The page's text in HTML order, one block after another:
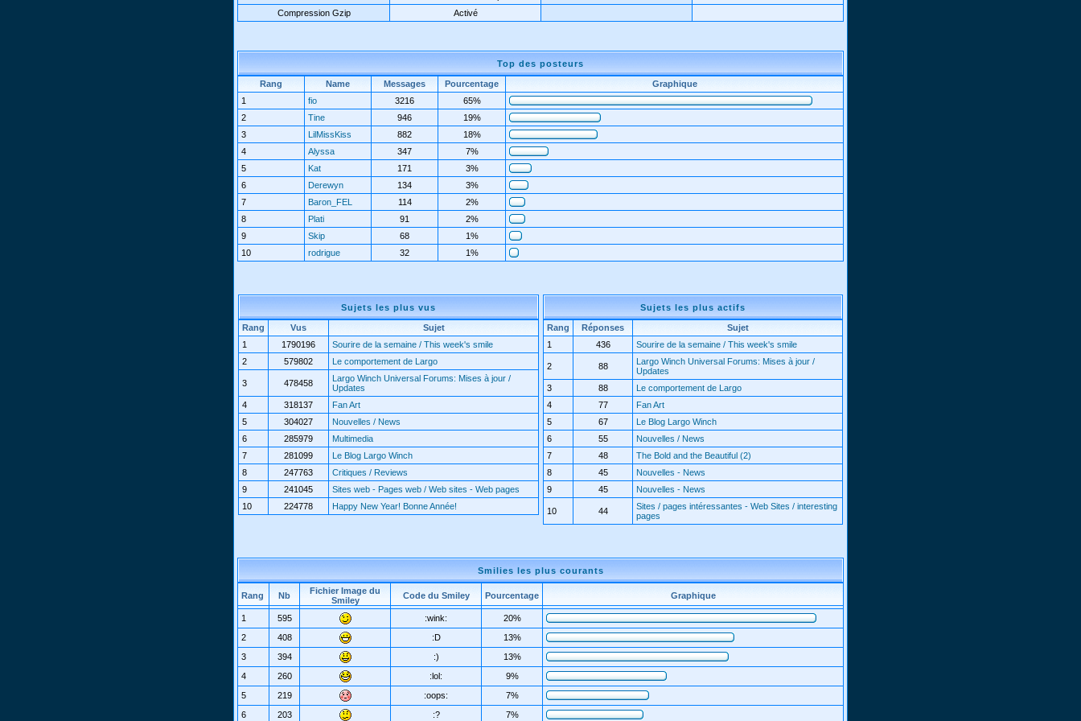
Compression Gzip
Activé
Top des posteurs
Rang Name Messages Pourcentage
Graphique
1
fio 3216
65%
2
Tine 946
19%
3
LilMissKiss 882
18%
4
Alyssa 347
7%
5
Kat 171
3%
6
Derewyn 134
3%
7
Baron_FEL 114
2%
8
Plati 91
2%
9
Skip 68
1%
10
rodrigue 32 1%
Sujets les plus vus
Rang Vus
Sujet
1
1790196
Sourire de la semaine / This week's smile
2
579802 Le comportement de Largo
3 478458
Largo Winch Universal Forums: Mises à jour /
Updates
4
318137
Fan Art
5
304027
Nouvelles / News
6
285979
Multimedia
7
281099
Le Blog Largo Winch
8
247763
Critiques / Reviews
9
241045
Sites web - Pages web / Web sites - Web pages
10
224778 Happy New Year! Bonne Année!
Sujets les plus actifs
Rang Réponses
Sujet
1
436 Sourire de la semaine / This week's smile
2 88
Largo Winch Universal Forums: Mises à jour /
Updates
3
88
Le comportement de Largo
4
77
Fan Art
5
67
Le Blog Largo Winch
6
55
Nouvelles / News
7
48
The Bold and the Beautiful (2)
8
45
Nouvelles - News
9
45 Nouvelles - News
10 44
Sites / pages intéressantes - Web Sites / interesting
pages
Smilies les plus courants
Rang Nb
Fichier Image du
Smiley
Code du Smiley Pourcentage Graphique
1 595 :wink:
20%
2
408 :D
13%
3
394 :)
13%
4
260 :lol:
9%
5
219 :oops:
7%
6
203 :? 7%